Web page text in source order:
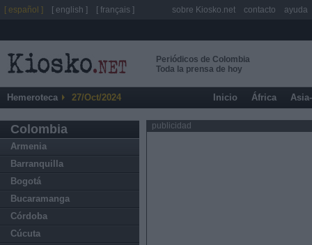
Periódicos de Colombia
Toda la prensa de hoy
Hemeroteca 27/Oct/2024 Inicio África
Colombia
Armenia
Barranquilla
Bogotá
Bucaramanga
Córdoba
Cúcuta
publicidad
[ español ] [ english ] [ français ] sobre Kiosko.net contacto ayuda